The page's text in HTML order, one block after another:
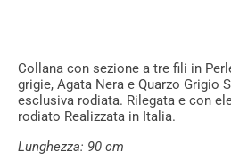
Collana con sezione a tre fili in
grigie, Agata Nera e Quarzo Grigio
esclusiva rodiata. Rilegata e con
rodiato Realizzata in Italia.
Lunghezza: 90 cm